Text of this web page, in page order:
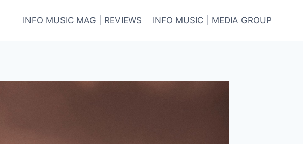
INFO MUSIC MAG | REVIEWS INFO MUSIC | MEDIA GROUP